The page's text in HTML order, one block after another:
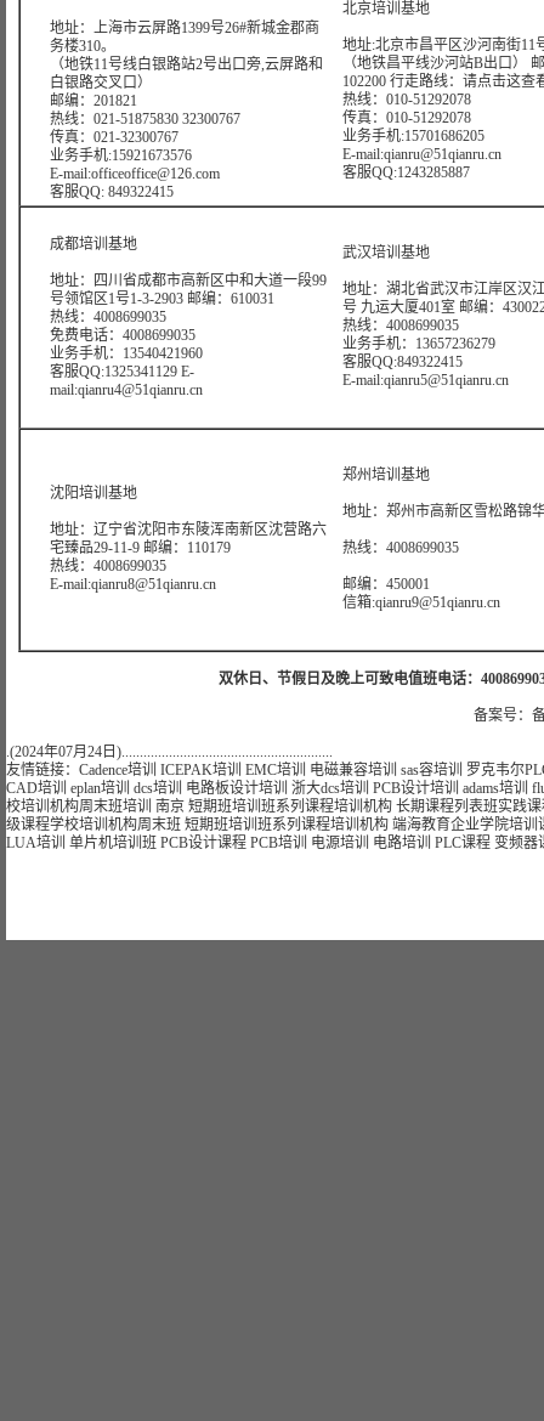
地址：上海市云屏路1399号26#新城金郡商
务楼310。
（地铁11号线白银路站2号出口旁,云屏路和
白银路交叉口）
邮编：201821
热线：021-51875830 32300767
传真：021-32300767
业务手机:15921673576
E-mail:officeoffice@126.com
客服QQ: 849322415
北京培训基地
地址:北京市昌平区沙河南街11
（地铁昌平线沙河站B出口）
102200 行走路线： 请点击这查
热线：010-51292078
传真：010-51292078
业务手机:15701686205
E-mail:qianru@51qianru.cn
客服QQ:1243285887
成都培训基地
地址：四川省成都市高新区中和大道一段99
号领馆区1号1-3-2903 邮编：610031
热线：4008699035
免费电话：4008699035
业务手机：13540421960
客服QQ:1325341129 E-
mail:qianru4@51qianru.cn
武汉培训基地
地址：湖北省武汉市江岸区汉
号 九运大厦401室 邮编：
热线：4008699035
业务手机：13657236279
客服QQ:849322415
E-mail:qianru5@51qianru.cn
沈阳培训基地
地址：辽宁省沈阳市东陵浑南新区沈营路六
宅臻品29-11-9 邮编：110179
热线：4008699035
E-mail:qianru8@51qianru.cn
郑州培训基地
地址：郑州市高新区雪松路锦
热线：4008699035
邮编：450001
信箱:qianru9@51qianru.cn
双休日、节假日及晚上可致电值班电话：
备案号：
.(2024年07月24日)..........................................................
友情链接： Cadence培训 ICEPAK培训 EMC培训 电磁兼容培训 sas容培训 罗克韦尔
CAD培训 eplan培训 dcs培训 电路板设计培训 浙大dcs培训 PCB设计培训 adams培训
校培训 机构周末班培训 南京 短期班培训 班系列课程培训 机构 长期课程列表班实践
级课程学校培训 机构周末班 短期班培训 班系列课程培训 机构 端海教育企业学院培训
LUA培训 单片机培训班 PCB设计课程 PCB培训 电源培训 电路培训 PLC课程 变频器